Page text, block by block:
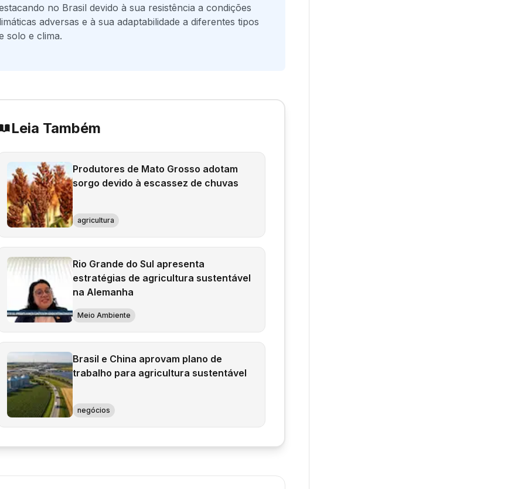
no Brasil devido à sua resistência a condições
adversas e à sua adaptabilidade a diferentes tipos
solo e clima.
Leia Também
Produtores de Mato Grosso adotam
sorgo devido à escassez de chuvas
agricultura
Rio Grande do Sul apresenta
estratégias de agricultura sustentável
na Alemanha
Meio Ambiente
Brasil e China aprovam plano de
trabalho para agricultura sustentável
negócios